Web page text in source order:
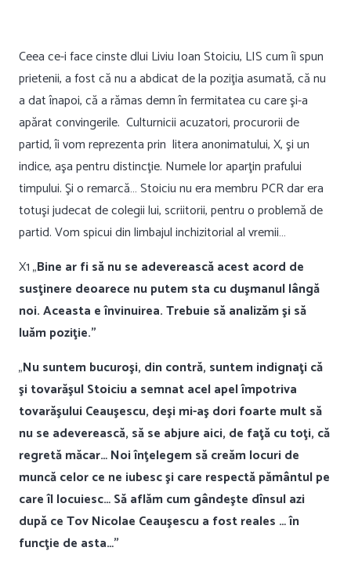
Ceea ce-i face cinste dlui Liviu Ioan Stoiciu, LIS cum îi spun
prietenii, a fost că nu a abdicat de la poziţia asumată, că nu
a dat înapoi, că a rămas demn în fermitatea cu care şi-a
apărat convingerile. Culturnicii acuzatori, procurorii de
partid, îi vom reprezenta prin litera anonimatului, X, şi un
indice, aşa pentru distincţie. Numele lor aparţin prafului
timpului. Şi o remarcă… Stoiciu nu era membru PCR dar era
totuşi judecat de colegii lui, scriitorii, pentru o problemă de
partid. Vom spicui din limbajul inchizitorial al vremii…
X1 „Bine ar fi să nu se adeverească acest acord de
susţinere deoarece nu putem sta cu duşmanul lângă
noi. Aceasta e învinuirea. Trebuie să analizăm şi să
luăm poziţie.”
„Nu suntem bucuroşi, din contră, suntem indignaţi că
şi tovarăşul Stoiciu a semnat acel apel împotriva
tovarăşului Ceauşescu, deşi mi-aş dori foarte mult să
nu se adeverească, să se abjure aici, de faţă cu toţi, că
regretă măcar… Noi înţelegem să creăm locuri de
muncă celor ce ne iubesc şi care respectă pământul pe
care îl locuiesc… Să aflăm cum gândeşte dînsul azi
după ce Tov Nicolae Ceauşescu a fost reales … în
funcţie de asta…”